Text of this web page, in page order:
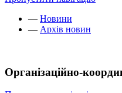
— Новини
— Архів новин
Організаційно-